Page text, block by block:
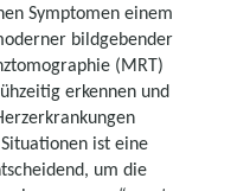
Symptomen einem
bildgebender
(MRT)
erkennen und
ist eine
um die